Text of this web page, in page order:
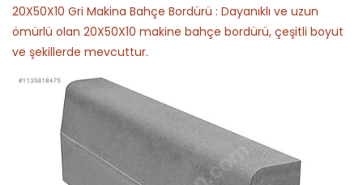
20X50X10 Gri Makina Bahçe Bordürü : Dayanıklı ve uzun
ömürlü olan 20X50X10 makine bahçe bordürü, çeşitli boyut
ve şekillerde mevcuttur.